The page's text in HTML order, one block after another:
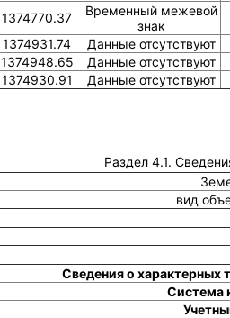
1374770.37
Временный межевой
знак
1374931.74
Данные отсутствуют
1374948.65
Данные отсутствуют
1374930.91 Данные отсутствуют
Раздел 4.1.
вид
Сведения о характерных
Система